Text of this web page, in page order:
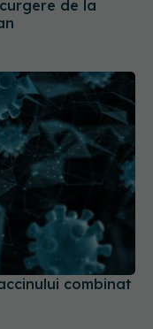
de la
combinat